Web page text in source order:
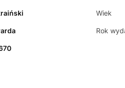
Wiek
Rok